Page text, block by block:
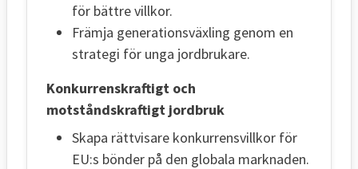
för bättre villkor.
Främja generationsväxling genom en
strategi för unga jordbrukare.
Konkurrenskraftigt och
motståndskraftigt jordbruk
Skapa rättvisare konkurrensvillkor för
EU:s bönder på den globala marknaden.